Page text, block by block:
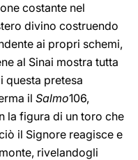
costante nel
divino costruendo
ai propri schemi,
al Sinai mostra tutta
questa pretesa
il Salmo106,
la figura di un toro che
il Signore reagisce e
rivelandogli